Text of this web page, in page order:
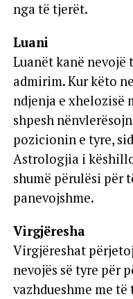
nga të tjerët.
Luani
Luanët kanë nevojë
admirim. Kur këto
ndjenja e xhelozisë
shpesh
pozicionin e tyre,
Astrologjia i
shumë përulësi për
panevojshme.
Virgjëresha
Virgjëreshat
nevojës së tyre për
vazhdueshme me